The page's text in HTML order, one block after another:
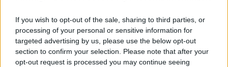
If you wish to opt-out of the sale, sharing to third parties, or
processing of your personal or sensitive information for
targeted advertising by us, please use the below opt-out
section to confirm your selection. Please note that after your
opt-out request is processed you may continue seeing
έτσι είναι και πιο δημιουργικά τα πράγματα, αλλά
νομίζω ότι με επιμονή κι αν μάθεις να ακούς λίγο
παραπάνω, τα πράγματα πάνε καλά. Εγώ
δυσκολεύτηκα πολύ να ακούω στον γάμο μου. Στη